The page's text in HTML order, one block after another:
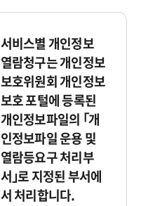
서비스별 개인정보
열람청구는 개인정보
보호위원회 개인정보
보호 포털에 등록된
개인정보파일의 ｢개
인정보파일 운용 및
열람등요구 처리부
서｣로 지정된 부서에
서 처리합니다.